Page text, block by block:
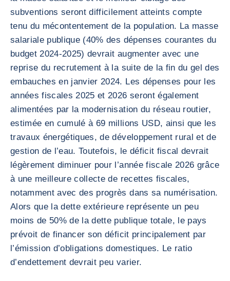
subventions seront difficilement atteints compte
tenu du mécontentement de la population. La masse
salariale publique (40% des dépenses courantes du
budget 2024-2025) devrait augmenter avec une
reprise du recrutement à la suite de la fin du gel des
embauches en janvier 2024. Les dépenses pour les
années fiscales 2025 et 2026 seront également
alimentées par la modernisation du réseau routier,
estimée en cumulé à 69 millions USD, ainsi que les
travaux énergétiques, de développement rural et de
gestion de l’eau. Toutefois, le déficit fiscal devrait
légèrement diminuer pour l’année fiscale 2026 grâce
à une meilleure collecte de recettes fiscales,
notamment avec des progrès dans sa numérisation.
Alors que la dette extérieure représente un peu
moins de 50% de la dette publique totale, le pays
prévoit de financer son déficit principalement par
l’émission d’obligations domestiques. Le ratio
d’endettement devrait peu varier.